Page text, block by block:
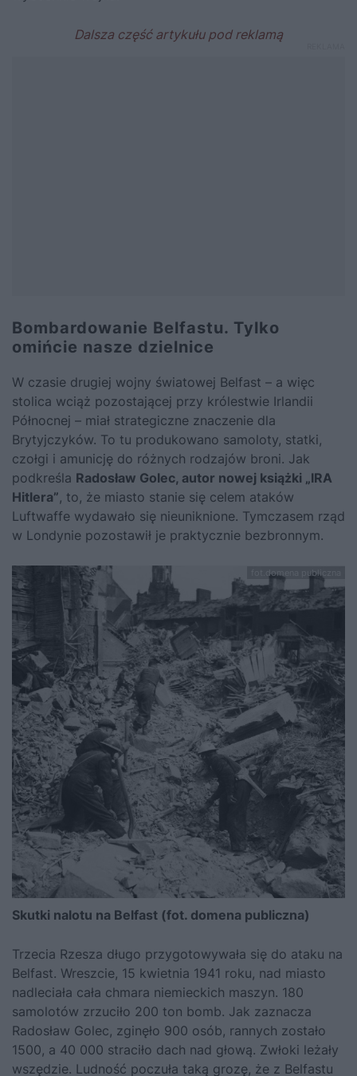
Bombardowanie Belfastu. Tylko
omińcie nasze dzielnice
W czasie drugiej wojny światowej Belfast – a więc
stolica wciąż pozostającej przy królestwie Irlandii
Północnej – miał strategiczne znaczenie dla
Brytyjczyków. To tu produkowano samoloty, statki,
czołgi i amunicję do różnych rodzajów broni. Jak
podkreśla Radosław Golec, autor nowej książki „IRA
Hitlera”, to, że miasto stanie się celem ataków
Luftwaffe wydawało się nieuniknione. Tymczasem rząd
w Londynie pozostawił je praktycznie bezbronnym.
fot.domena publiczna
Skutki nalotu na Belfast (fot. domena publiczna)
Trzecia Rzesza długo przygotowywała się do ataku na
Belfast. Wreszcie, 15 kwietnia 1941 roku, nad miasto
nadleciała cała chmara niemieckich maszyn. 180
samolotów zrzuciło 200 ton bomb. Jak zaznacza
Radosław Golec, zginęło 900 osób, rannych zostało
1500, a 40 000 straciło dach nad głową. Zwłoki leżały
wszędzie. Ludność poczuła taką grozę, że z Belfastu